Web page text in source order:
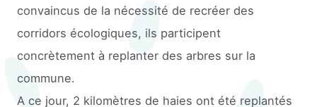
convaincus de la nécessité de recréer des
corridors écologiques, ils participent
concrètement à replanter des arbres sur la
commune.
A ce jour, 2 kilomètres de haies ont été replantés